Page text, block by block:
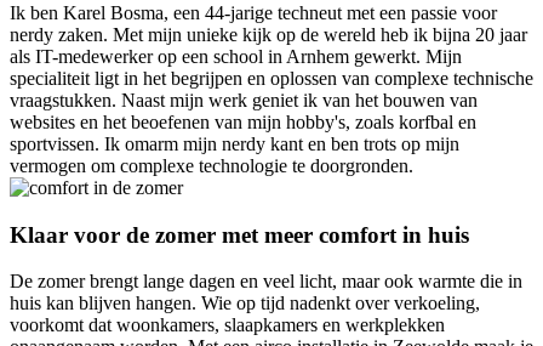
Ik ben Karel Bosma, een 44-jarige techneut met een passie voor
nerdy zaken. Met mijn unieke kijk op de wereld heb ik bijna 20 jaar
als IT-medewerker op een school in Arnhem gewerkt. Mijn
specialiteit ligt in het begrijpen en oplossen van complexe technische
vraagstukken. Naast mijn werk geniet ik van het bouwen van
websites en het beoefenen van mijn hobby's, zoals korfbal en
sportvissen. Ik omarm mijn nerdy kant en ben trots op mijn
vermogen om complexe technologie te doorgronden.
Klaar voor de zomer met meer comfort in huis
De zomer brengt lange dagen en veel licht, maar ook warmte die in
huis kan blijven hangen. Wie op tijd nadenkt over verkoeling,
voorkomt dat woonkamers, slaapkamers en werkplekken